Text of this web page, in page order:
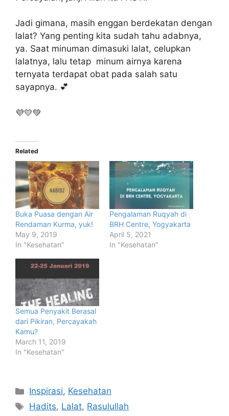
Jadi gimana, masih enggan berdekatan dengan
lalat? Yang penting kita sudah tahu adabnya,
ya. Saat minuman dimasuki lalat, celupkan
lalatnya, lalu tetap minum airnya karena
ternyata terdapat obat pada salah satu
sayapnya. 💕
💜💛💚
Related
Buka Puasa dengan Air
Rendaman Kurma, yuk!
May 9, 2019
In "Kesehatan"
Pengalaman Ruqyah di
BRH Centre, Yogyakarta
April 5, 2021
In "Kesehatan"
Semua Penyakit Berasal
dari Pikiran, Percayakah
Kamu?
March 11, 2019
In "Kesehatan"
Categories
Inspirasi, Kesehatan
Tags
Hadits, Lalat, Rasulullah